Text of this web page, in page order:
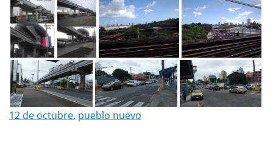
12 de octubre, pueblo nuevo